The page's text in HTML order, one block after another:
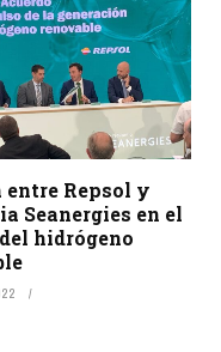
Repsol y
Seanergies en el
hidrógeno